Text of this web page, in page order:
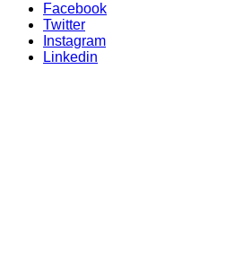
Facebook
Twitter
Instagram
Linkedin